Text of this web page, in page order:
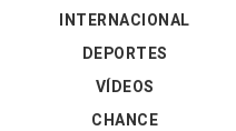
INTERNACIONAL
DEPORTES
VÍDEOS
CHANCE